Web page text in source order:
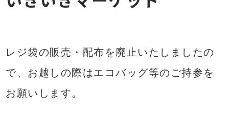
レジ袋の販売・配布を廃止いたしましたの
で、お越しの際はエコバッグ等のご持参を
お願いします。